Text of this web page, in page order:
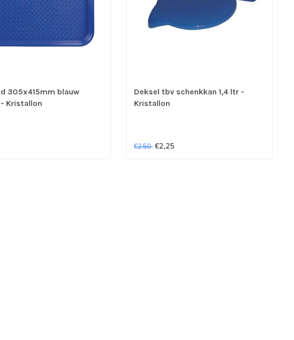
305x415mm blauw
Kristallon
Deksel tbv schenkkan 1,4 ltr -
Kristallon
€2,50 €2,25